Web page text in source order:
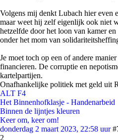
Volgens mij denkt Lubach hier even
maar weet hij zelf eigenlijk ook niet
hetzelfde door het loon van kamer
onder het mom van
Je moet toch op een of andere
financieren. De corruptie en
kartelpartijen.
Onafhankelijke politiek met geld uit
ALT F4
Het Binnenhofklasje - Handenarbeid
Binnen de lijntjes kleuren
Keer om, keer om!
donderdag 2 maart 2023, 22:58 uur
2